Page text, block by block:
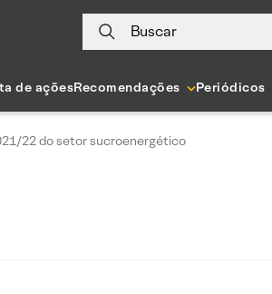
Buscar
de açõesRecomendações Periódicos
22 do setor sucroenergético